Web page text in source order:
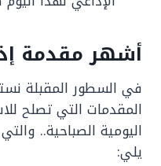
أشهر مقدمة
في السطور المقبلة
المقدمات التي تصلح
اليومية الصباحية..
يلي: